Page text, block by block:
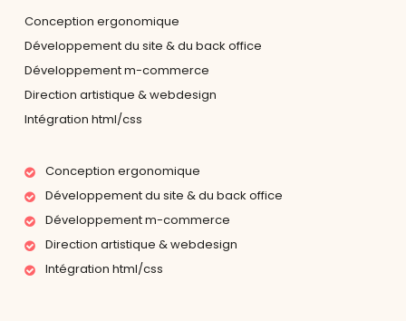
Conception ergonomique
Développement du site & du back office
Développement m-commerce
Direction artistique & webdesign
Intégration html/css
Conception ergonomique
Développement du site & du back office
Développement m-commerce
Direction artistique & webdesign
Intégration html/css